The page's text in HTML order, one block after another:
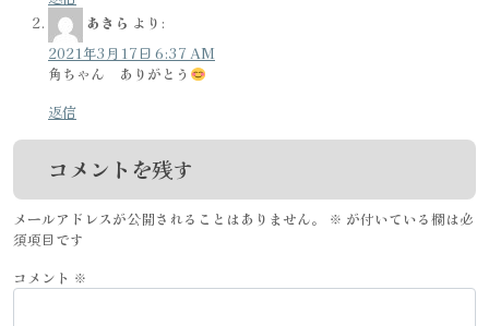
あきら より:
2021年3月17日 6:37 AM
角ちゃん ありがとう
返信
コメントを残す
メールアドレスが公開されることはありません。 ※ が付いている欄は必
須項目です
コメント ※